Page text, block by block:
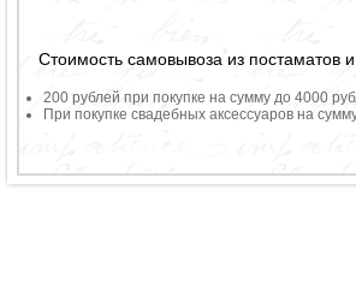
Стоимость самовывоза из постаматов
200 рублей при покупке на сумму до 4000
При покупке свадебных аксессуаров на